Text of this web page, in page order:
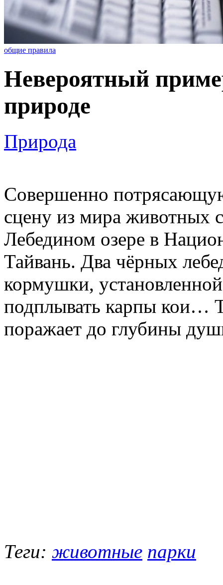
общие правила
Невероятный
природе
Природа
Совершенно
сцену из мира животных
Лебедином озере в
Тайвань. Два чёрных
кормушки,
подплывать карпы кои…
поражает до глубины
Теги: животные парки